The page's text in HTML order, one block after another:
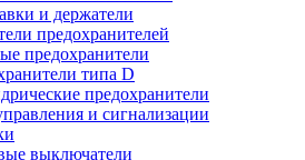
и держатели
предохранителей
предохранители
типа D
предохранители
и сигнализации
выключатели